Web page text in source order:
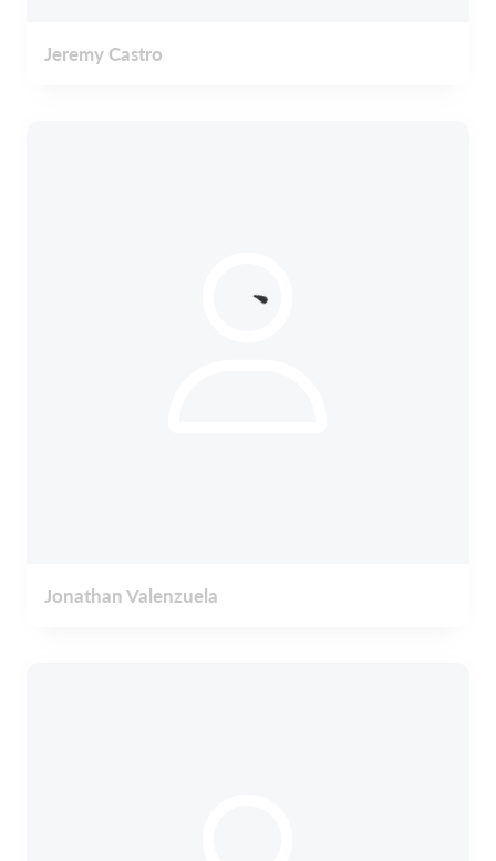
Jeremy Castro
Jonathan Valenzuela